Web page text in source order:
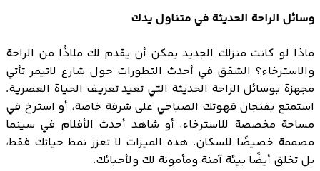
وسائل الراحة الحديثة في متناول يدك
ماذا لو كانت منزلك الجديد يمكن أن يقدم لك ملاذًا من الراحة
والاسترخاء؟ الشقق في أحدث التطورات حول شارع لاتيمر تأتي
مجهزة بوسائل الراحة الحديثة التي تعيد تعريف الحياة العصرية.
استمتع بفنجان قهوتك الصباحي على شرفة خاصة، أو استرخ في
مساحة مخصصة للاسترخاء، أو شاهد أحدث الأفلام في سينما
مصممة خصيصًا للسكان. هذه الميزات لا تعزز نمط حياتك فقط،
بل تخلق أيضًا بيئة آمنة ومأمونة لك ولأحبائك.